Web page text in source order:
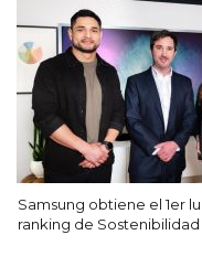
Samsung obtiene el 1er
ranking de Sostenibilidad